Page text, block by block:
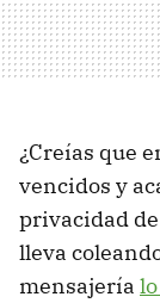
¿Creías que
vencidos y
privacidad
lleva
mensajería